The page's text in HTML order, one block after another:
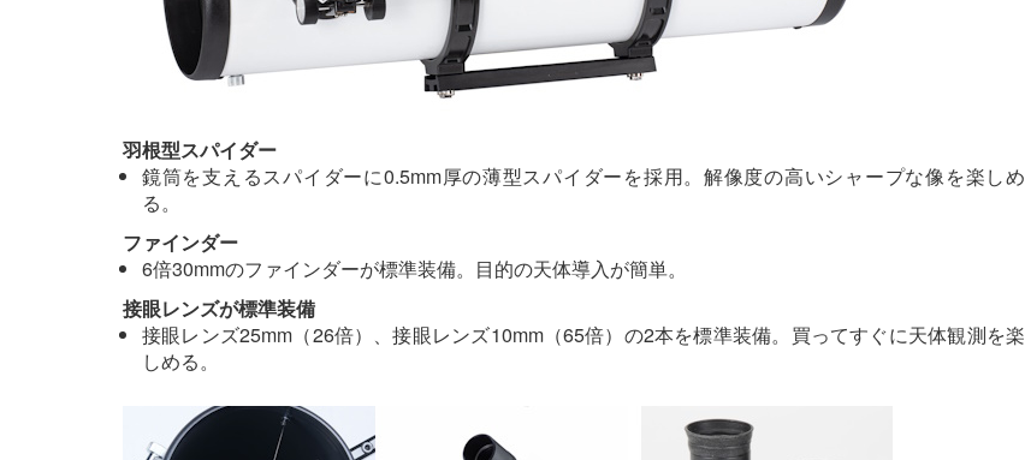
羽根型スパイダー
鏡筒を支えるスパイダーに0.5mm厚の薄型スパイダーを採用。解像度の高いシャープな像を楽しめ
る。
ファインダー
6倍30mmのファインダーが標準装備。目的の天体導入が簡単。
接眼レンズが標準装備
接眼レンズ25mm（26倍）、接眼レンズ10mm（65倍）の2本を標準装備。買ってすぐに天体観測を楽
しめる。